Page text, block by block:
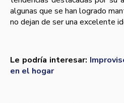
algunas que se han logrado
no dejan de ser una excelente
Le podría interesar:
en el hogar